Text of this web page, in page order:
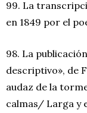
99. La
en 1849 por el
98. La
descriptivo», de
audaz de la
calmas/ Larga y